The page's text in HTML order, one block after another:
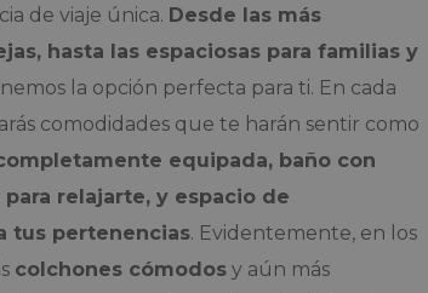
de viaje única. Desde las más
hasta las espaciosas para familias y
la opción perfecta para ti. En cada
comodidades que te harán sentir como
equipada, baño con
relajarte, y espacio de
tus pertenencias. Evidentemente, en los
colchones cómodos y aún más